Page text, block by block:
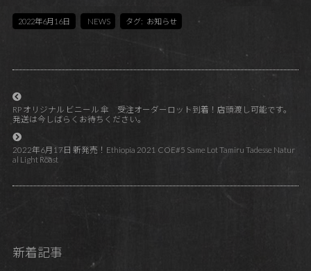
2022年6月16日 NEWS タグ: お知らせ
RP オリジナル ビニール 傘 受注オーダーロット到着！店頭渡し可能です。
発送は今しばらくお待ちください。
2022年6月17日 新発売！Ethiopia 2021 COE#5 Same Lot Tamiru Tadesse Natur
al Light Roast
新着記事